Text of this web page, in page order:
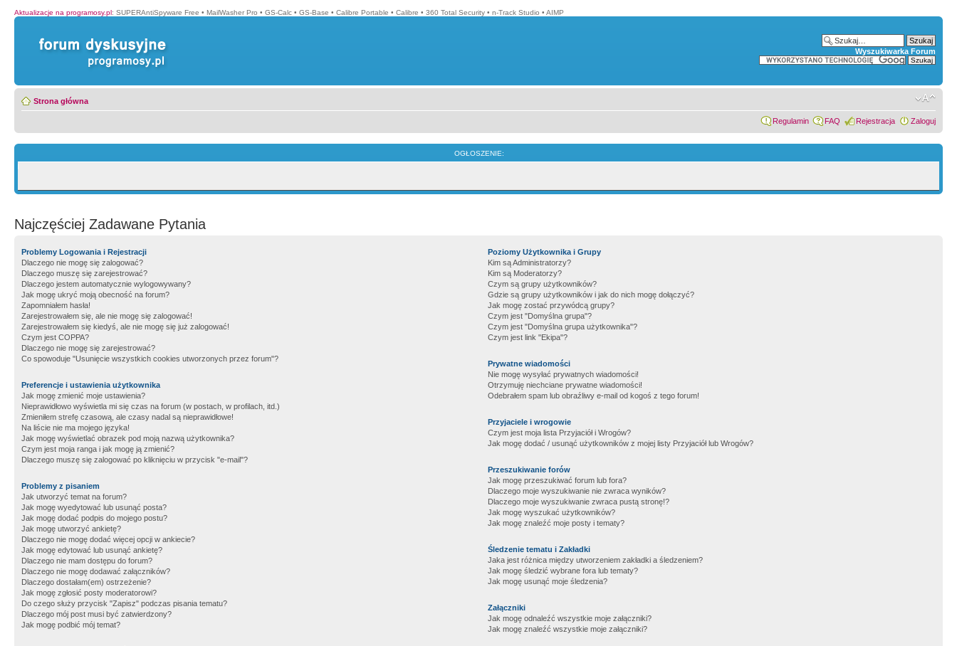
Aktualizacje na programosy.pl: SUPERAntiSpyware Free • MailWasher Pro • GS-Calc • GS-Base • Calibre Portable • Calibre • 360 Total Security • n-Track Studio • AIMP
Wyszukiwarka Forum
Strona główna
Regulamin FAQ Rejestracja Zaloguj
OGŁOSZENIE:
Najczęściej Zadawane Pytania
Problemy Logowania i Rejestracji
Dlaczego nie mogę się zalogować?
Dlaczego muszę się zarejestrować?
Dlaczego jestem automatycznie wylogowywany?
Jak mogę ukryć moją obecność na forum?
Zapomniałem hasła!
Zarejestrowałem się, ale nie mogę się zalogować!
Zarejestrowałem się kiedyś, ale nie mogę się już zalogować!
Czym jest COPPA?
Dlaczego nie mogę się zarejestrować?
Co spowoduje "Usunięcie wszystkich cookies utworzonych przez forum"?
Preferencje i ustawienia użytkownika
Jak mogę zmienić moje ustawienia?
Nieprawidłowo wyświetla mi się czas na forum (w postach, w profilach, itd.)
Zmieniłem strefę czasową, ale czasy nadal są nieprawidłowe!
Na liście nie ma mojego języka!
Jak mogę wyświetlać obrazek pod moją nazwą użytkownika?
Czym jest moja ranga i jak mogę ją zmienić?
Dlaczego muszę się zalogować po kliknięciu w przycisk "e-mail"?
Problemy z pisaniem
Jak utworzyć temat na forum?
Jak mogę wyedytować lub usunąć posta?
Jak mogę dodać podpis do mojego postu?
Jak mogę utworzyć ankietę?
Dlaczego nie mogę dodać więcej opcji w ankiecie?
Jak mogę edytować lub usunąć ankietę?
Dlaczego nie mam dostępu do forum?
Dlaczego nie mogę dodawać załączników?
Dlaczego dostałam(em) ostrzeżenie?
Jak mogę zgłosić posty moderatorowi?
Do czego służy przycisk "Zapisz" podczas pisania tematu?
Dlaczego mój post musi być zatwierdzony?
Jak mogę podbić mój temat?
Poziomy Użytkownika i Grupy
Kim są Administratorzy?
Kim są Moderatorzy?
Czym są grupy użytkowników?
Gdzie są grupy użytkowników i jak do nich mogę dołączyć?
Jak mogę zostać przywódcą grupy?
Czym jest "Domyślna grupa"?
Czym jest "Domyślna grupa użytkownika"?
Czym jest link "Ekipa"?
Prywatne wiadomości
Nie mogę wysyłać prywatnych wiadomości!
Otrzymuję niechciane prywatne wiadomości!
Odebrałem spam lub obraźliwy e-mail od kogoś z tego forum!
Przyjaciele i wrogowie
Czym jest moja lista Przyjaciół i Wrogów?
Jak mogę dodać / usunąć użytkowników z mojej listy Przyjaciół lub Wrogów?
Przeszukiwanie forów
Jak mogę przeszukiwać forum lub fora?
Dlaczego moje wyszukiwanie nie zwraca wyników?
Dlaczego moje wyszukiwanie zwraca pustą stronę!?
Jak mogę wyszukać użytkowników?
Jak mogę znaleźć moje posty i tematy?
Śledzenie tematu i Zakładki
Jaka jest różnica między utworzeniem zakładki a śledzeniem?
Jak mogę śledzić wybrane fora lub tematy?
Jak mogę usunąć moje śledzenia?
Załączniki
Jak mogę odnaleźć wszystkie moje załączniki?
Jak mogę znaleźć wszystkie moje załączniki?